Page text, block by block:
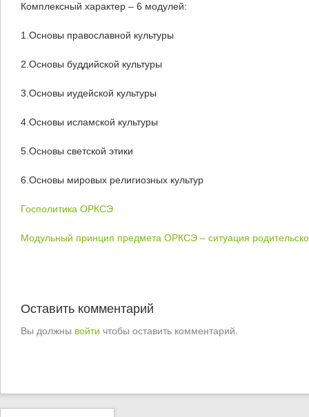
Комплексный характер – 6 модулей:
1.Основы православной культуры
2.Основы буддийской культуры
3.Основы иудейской культуры
4.Основы исламской культуры
5.Основы светской этики
6.Основы мировых религиозных культур
Госполитика ОРКСЭ
Модульный принцип предмета ОРКСЭ – ситуация
Оставить комментарий
Вы должны войти чтобы оставить комментарий.